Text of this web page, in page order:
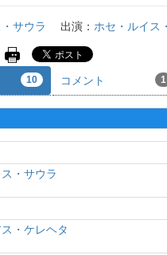
サウラ 出演： ホセ・ルイス
10 コメント 1
・サウラ
・ケレヘタ